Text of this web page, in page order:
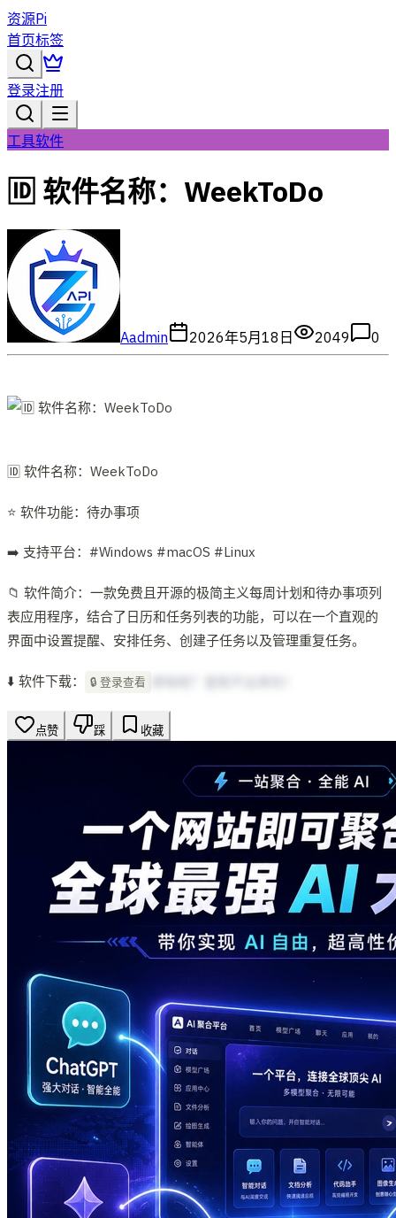
资源Pi
首页标签
登录注册
工具软件
🆔 软件名称：WeekToDo
Aadmin 2026年5月18日 2049 0
🆔 软件名称：WeekToDo
⭐️ 软件功能：待办事项
➡️ 支持平台：#Windows #macOS #Linux
📁 软件简介：一款免费且开源的极简主义每周计划和待办事项列
表应用程序，结合了日历和任务列表的功能，可以在一个直观的
界面中设置提醒、安排任务、创建子任务以及管理重复任务。
⬇️ 软件下载： 🔒 登录查看
点赞 踩 收藏